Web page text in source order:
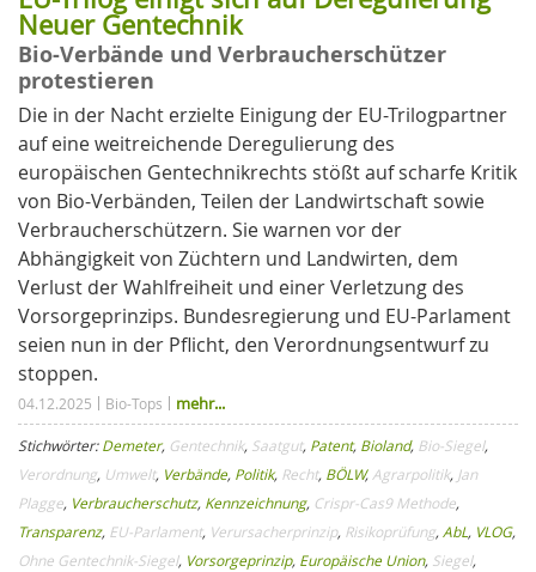
Neuer Gentechnik
Bio-Verbände und Verbraucherschützer
protestieren
Die in der Nacht erzielte Einigung der EU-Trilogpartner
auf eine weitreichende Deregulierung des
europäischen Gentechnikrechts stößt auf scharfe Kritik
von Bio-Verbänden, Teilen der Landwirtschaft sowie
Verbraucherschützern. Sie warnen vor der
Abhängigkeit von Züchtern und Landwirten, dem
Verlust der Wahlfreiheit und einer Verletzung des
Vorsorgeprinzips. Bundesregierung und EU-Parlament
seien nun in der Pflicht, den Verordnungsentwurf zu
stoppen.
04.12.2025 Bio-Tops mehr...
Stichwörter:Demeter, Gentechnik, Saatgut, Patent, Bioland, Bio-Siegel,
Verordnung, Umwelt, Verbände, Politik, Recht, BÖLW,Agrarpolitik, Jan
Plagge, Verbraucherschutz, Kennzeichnung, Crispr-Cas9 Methode,
Transparenz, EU-Parlament, Verursacherprinzip, Risikoprüfung,AbL, VLOG,
Ohne Gentechnik-Siegel, Vorsorgeprinzip, Europäische Union, Siegel,